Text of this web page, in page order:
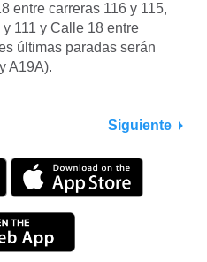
entre carreras 116 y 115,
111 y Calle 18 entre
últimas paradas serán
A19A).
Siguiente